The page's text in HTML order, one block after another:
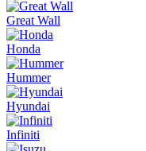
Great Wall
Honda
Hummer
Hyundai
Infiniti